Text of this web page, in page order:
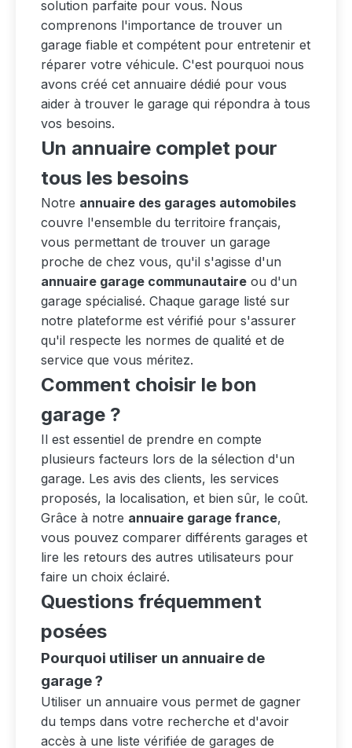
solution parfaite pour vous. Nous
comprenons l'importance de trouver un
garage fiable et compétent pour entretenir et
réparer votre véhicule. C'est pourquoi nous
avons créé cet annuaire dédié pour vous
aider à trouver le garage qui répondra à tous
vos besoins.
Un annuaire complet pour
tous les besoins
Notre annuaire des garages automobiles
couvre l'ensemble du territoire français,
vous permettant de trouver un garage
proche de chez vous, qu'il s'agisse d'un
annuaire garage communautaire ou d'un
garage spécialisé. Chaque garage listé sur
notre plateforme est vérifié pour s'assurer
qu'il respecte les normes de qualité et de
service que vous méritez.
Comment choisir le bon
garage ?
Il est essentiel de prendre en compte
plusieurs facteurs lors de la sélection d'un
garage. Les avis des clients, les services
proposés, la localisation, et bien sûr, le coût.
Grâce à notre annuaire garage france,
vous pouvez comparer différents garages et
lire les retours des autres utilisateurs pour
faire un choix éclairé.
Questions fréquemment
posées
Pourquoi utiliser un annuaire de
garage ?
Utiliser un annuaire vous permet de gagner
du temps dans votre recherche et d'avoir
accès à une liste vérifiée de garages de